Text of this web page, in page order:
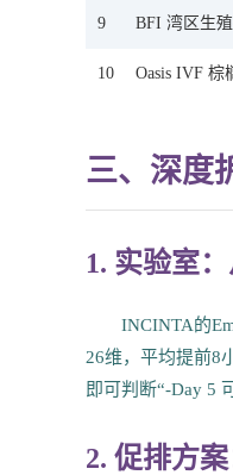
9 BFI 湾区生
10 Oasis IVF 棕
三、深度
1. 实验室
INCINTA的
26维，平均提前8
即可判断“-Day 5
2. 促排方